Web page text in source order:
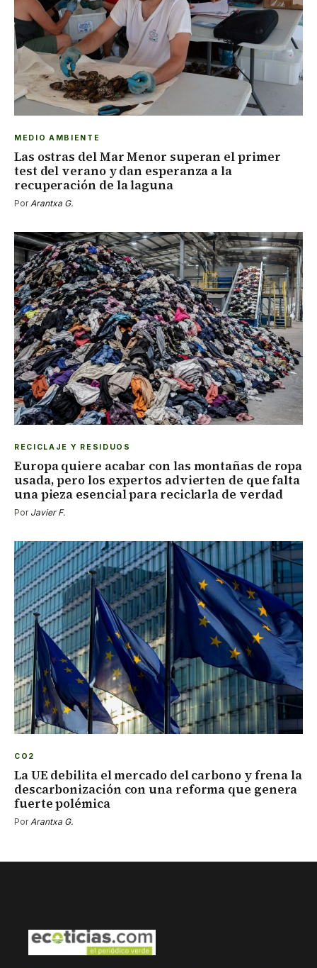
MEDIO AMBIENTE
Las ostras del Mar Menor superan el primer
test del verano y dan esperanza a la
recuperación de la laguna
Por Arantxa G.
RECICLAJE Y RESIDUOS
Europa quiere acabar con las montañas de ropa
usada, pero los expertos advierten de que falta
una pieza esencial para reciclarla de verdad
Por Javier F.
CO2
La UE debilita el mercado del carbono y frena la
descarbonización con una reforma que genera
fuerte polémica
Por Arantxa G.